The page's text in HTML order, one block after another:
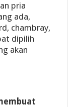
pria
ada,
chambray,
dipilih
akan